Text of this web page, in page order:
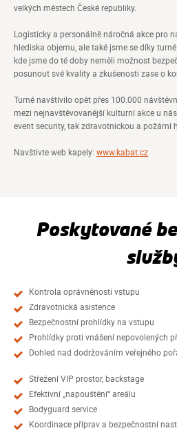
velkých městech České republiky.
Logisticky a personálně náročná akce pro
hlediska objemu, ale také jsme se díky
kde jsme do té doby neměli možnost
posunout své kvality a zkušenosti zase o
Turné navštívilo opět přes 100.000
mezi nejnavštěvovanější kulturní akce u
event security, tak zdravotnickou a požární
Navštivte web kapely: www.kabat.cz
Poskytované
Kontrola oprávněnosti vstupu
Zdravotnická asistence
Bezpečnostní prohlídky na vstupu
Prohlídky proti vnášení nepovolených
Dohled nad dodržováním veřejného
Střežení VIP prostor, backstage
Efektivní „napouštění“ areálu
Bodyguard service
Koordinace příprav a bezpečnostní